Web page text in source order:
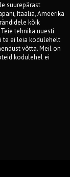
suurepärast
Itaalia, Ameerika
kõik
tehnika uuesti
te ei leia kodulehelt
võtta. Meil on
kodulehel ei